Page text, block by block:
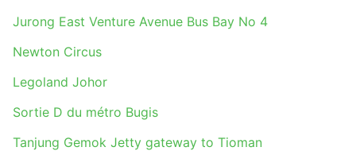
Jurong East Venture Avenue Bus Bay No 4
Newton Circus
Legoland Johor
Sortie D du métro Bugis
Tanjung Gemok Jetty gateway to Tioman